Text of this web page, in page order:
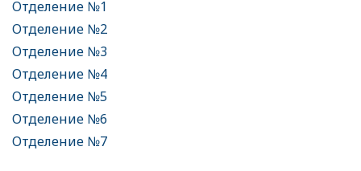
Отделение №1
Отделение №2
Отделение №3
Отделение №4
Отделение №5
Отделение №6
Отделение №7